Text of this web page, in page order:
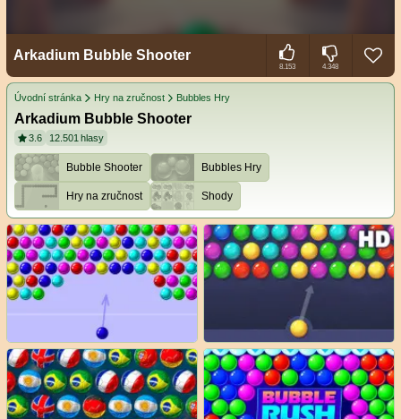
Arkadium Bubble Shooter
8.153 4.348
Úvodní stránka Hry na zručnost Bubbles Hry
Arkadium Bubble Shooter
3.6 12.501 hlasy
Bubble Shooter Bubbles Hry
Hry na zručnost Shody